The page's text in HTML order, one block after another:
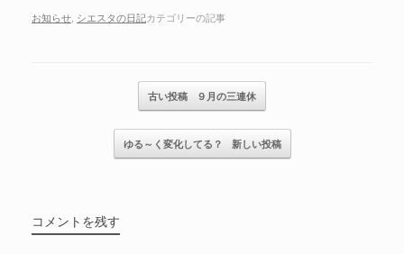
お知らせ, シエスタの日記カテゴリーの記事
記事のナビゲーション古い投稿 ９月の三連休
ゆる～く変化してる？ 新しい投稿
コメントを残す